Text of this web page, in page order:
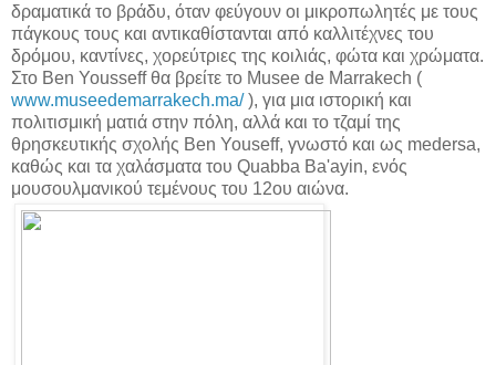
δραματικά το βράδυ, όταν φεύγουν οι μικροπωλητές με τους
πάγκους τους και αντικαθίστανται από καλλιτέχνες του
δρόμου, καντίνες, χορεύτριες της κοιλιάς, φώτα και χρώματα.
Στο Ben Yousseff θα βρείτε το Musee de Marrakech (
www.museedemarrakech.ma/), για μια ιστορική και
πολιτισμική ματιά στην πόλη, αλλά και το τζαμί της
θρησκευτικής σχολής Ben Youseff, γνωστό και ως medersa,
καθώς και τα χαλάσματα του Quabba Ba'ayin, ενός
μουσουλμανικού τεμένους του 12ου αιώνα.